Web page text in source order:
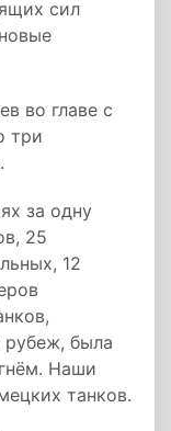
сил
во главе с
три
за одну
25
12
рубеж, была
Наши
танков.